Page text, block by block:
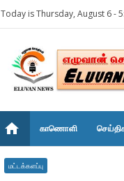
Today is Thursday, August 6 -
home காணொளி
மட்டக்களப்பு